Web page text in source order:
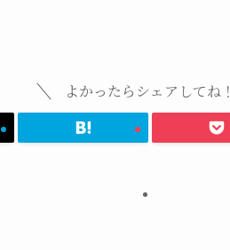
よかったらシェアしてね！